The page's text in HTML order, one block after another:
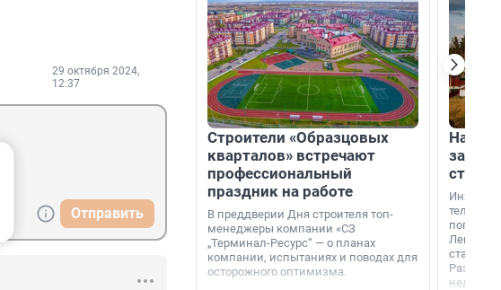
29 октября 2024,
12:37
Отправить
Строители «Образцовых
кварталов» встречают
профессиональный
праздник на работе
В преддверии Дня строителя топ-
менеджеры компании «СЗ
„Терминал-Ресурс“ — о планах
компании, испытаниях и поводах для
осторожного оптимизма.
На
станции